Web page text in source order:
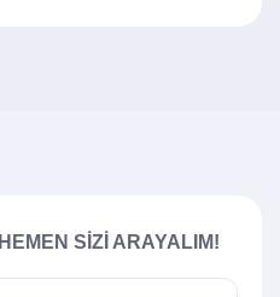
HEMEN SIZI ARAYALIM!